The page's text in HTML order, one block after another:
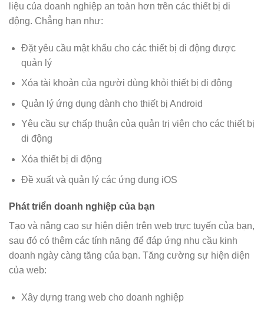
liệu của doanh nghiệp an toàn hơn trên các thiết bị di
động. Chẳng hạn như:
Đặt yêu cầu mật khẩu cho các thiết bị di động được
quản lý
Xóa tài khoản của người dùng khỏi thiết bị di động
Quản lý ứng dụng dành cho thiết bị Android
Yêu cầu sự chấp thuận của quản trị viên cho các thiết bị
di động
Xóa thiết bị di động
Đề xuất và quản lý các ứng dụng iOS
Phát triển doanh nghiệp của bạn
Tạo và nâng cao sự hiện diện trên web trực tuyến của bạn,
sau đó có thêm các tính năng để đáp ứng nhu cầu kinh
doanh ngày càng tăng của bạn. Tăng cường sự hiện diện
của web:
Xây dựng trang web cho doanh nghiệp